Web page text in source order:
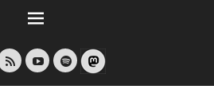
Feed YouTubeSpotify